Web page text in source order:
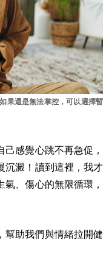
果還是無法掌控，可以選擇暫
感覺心跳不再急促，
沉澱！讀到這裡，我才
、傷心的無限循環，
幫助我們與情緒拉開健